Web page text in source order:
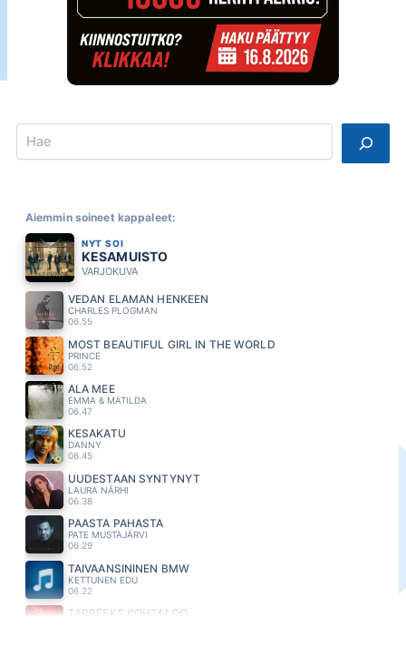
Search
Aiemmin soineet kappaleet:
NYT SOI
KESAMUISTO
VARJOKUVA
VEDÄN ELÄMÄN HENKEEN
CHARLES PLOGMAN
06.55
MOST BEAUTIFUL GIRL IN THE WORLD
PRINCE
06.52
ÄLÄ MEE
EMMA & MATILDA
06.47
KESAKATU
DANNY
06.45
UUDESTAAN SYNTYNYT
LAURA NÄRHI
06.38
PÄÄSTÄ PAHASTA
PATE MUSTAJÄRVI
06.29
TAIVAANSININEN BMW
KETTUNEN EDU
06.22
TARPEEKS KOHTALOO